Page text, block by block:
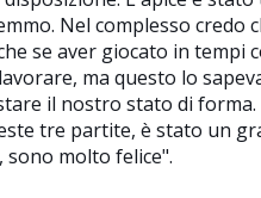
Nel complesso credo
se aver giocato in tempi
ma questo lo
il nostro stato di
tre partite, è stato un
molto felice".